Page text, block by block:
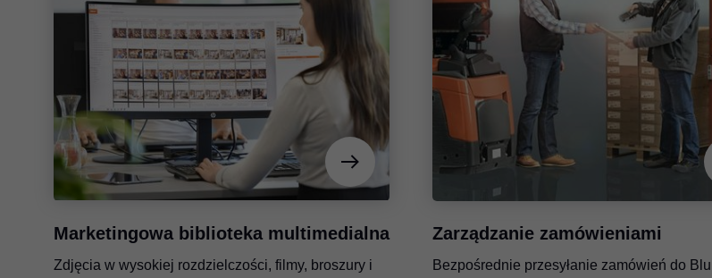
Marketingowa biblioteka multimedialna
Zdjęcia w wysokiej rozdzielczości, filmy, broszury i
Zarządzanie zamówieniami
Bezpośrednie przesyłanie zamówień do